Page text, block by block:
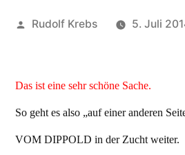
Veröffentlicht
Rudolf Krebs 5. Juli
Das ist eine sehr schöne Sache.
So geht es also „auf einer anderen
VOM DIPPOLD in der Zucht weiter.